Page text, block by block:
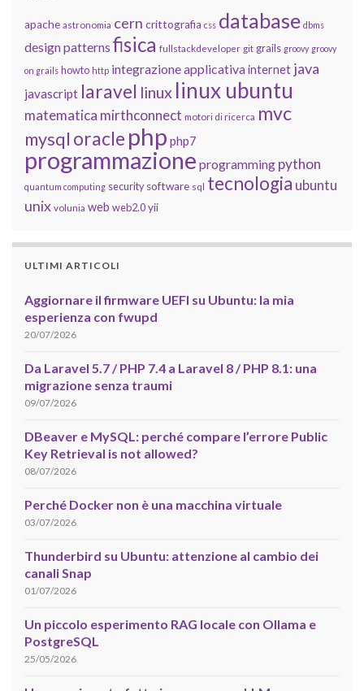
apache astronomia cern crittografia css database dbms
design patterns fisica fullstackdeveloper git grails groovy groovy
on grails howto http integrazione applicativainternet java
javascript laravel linux linux ubuntu
matematica mirthconnect motori di ricerca mvc
mysql oracle php php7
programmazione programming python
quantum computing security software sql tecnologia ubuntu
unix volunia web web2.0 yii
ULTIMI ARTICOLI
Aggiornare il firmware UEFI su Ubuntu: la mia
esperienza con fwupd
20/07/2026
Da Laravel 5.7 / PHP 7.4 a Laravel 8 / PHP 8.1: una
migrazione senza traumi
09/07/2026
DBeaver e MySQL: perché compare l’errore Public
Key Retrieval is not allowed?
08/07/2026
Perché Docker non è una macchina virtuale
03/07/2026
Thunderbird su Ubuntu: attenzione al cambio dei
canali Snap
01/07/2026
Un piccolo esperimento RAG locale con Ollama e
PostgreSQL
25/05/2026